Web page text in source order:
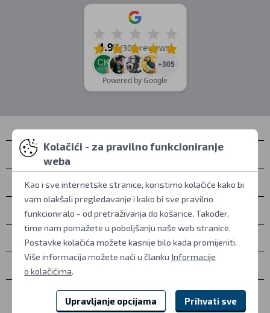
4.9/5(309 reviews)
+305
Powered by Google
Kontakti
Osobno preuzimanje
Sve o kupovini
Više informacija
Ostalo
Kolačići - za pravilno funkcioniranje
weba
Kao i sve internetske stranice, koristimo kolačiće kako bi
vam olakšali pregledavanje i kako bi sve pravilno
funkcioniralo - od pretraživanja do košarice. Također,
time nam pomažete u poboljšanju naše web stranice.
Postavke kolačića možete kasnije bilo kada promijeniti.
Više informacija možete naći u članku Informacije
o kolačićima.
Upravljanje opcijama Prihvati sve